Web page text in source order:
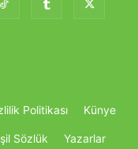
Politikası Künye
Sözlük Yazarlar